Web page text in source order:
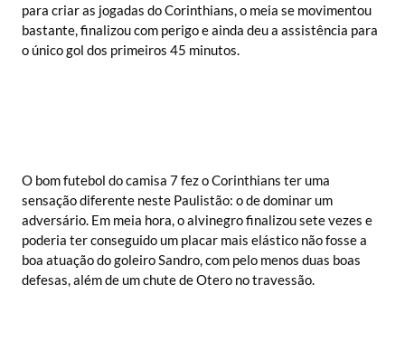
para criar as jogadas do Corinthians, o meia se movimentou
bastante, finalizou com perigo e ainda deu a assistência para
o único gol dos primeiros 45 minutos.
O bom futebol do camisa 7 fez o Corinthians ter uma
sensação diferente neste Paulistão: o de dominar um
adversário. Em meia hora, o alvinegro finalizou sete vezes e
poderia ter conseguido um placar mais elástico não fosse a
boa atuação do goleiro Sandro, com pelo menos duas boas
defesas, além de um chute de Otero no travessão.